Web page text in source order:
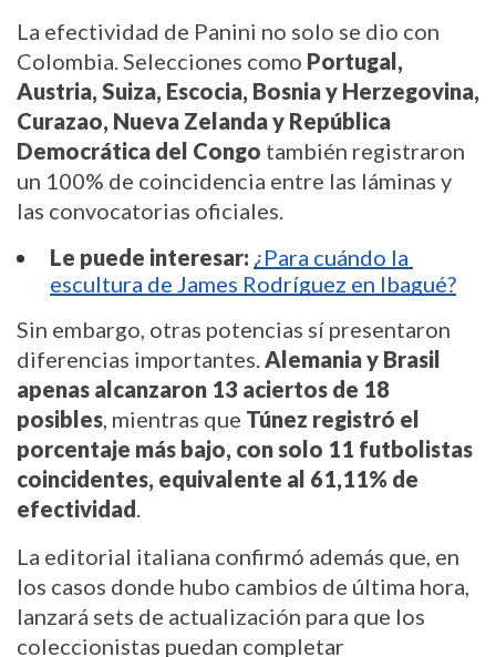
La efectividad de Panini no solo se dio con
Colombia. Selecciones como Portugal,
Austria, Suiza, Escocia, Bosnia y Herzegovina,
Curazao, Nueva Zelanda y República
Democrática del Congo también registraron
un 100% de coincidencia entre las láminas y
las convocatorias oficiales.
Le puede interesar: ¿Para cuándo la
escultura de James Rodríguez en Ibagué?
Sin embargo, otras potencias sí presentaron
diferencias importantes. Alemania y Brasil
apenas alcanzaron 13 aciertos de 18
posibles , mientras que Túnez registró el
porcentaje más bajo, con solo 11 futbolistas
coincidentes, equivalente al 61,11% de
efectividad
La editorial italiana confirmó además que, en
los casos donde hubo cambios de última hora,
lanzará sets de actualización para que los
coleccionistas puedan completar